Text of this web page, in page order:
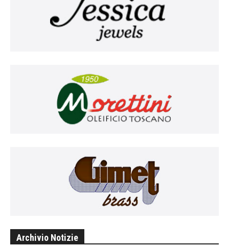
Archivio Notizie